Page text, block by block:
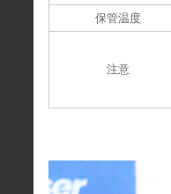
保管温度
注意